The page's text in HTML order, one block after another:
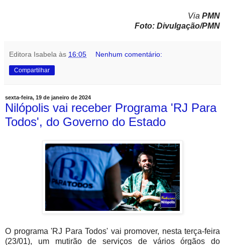
Via PMN
Foto: Divulgação/PMN
Editora Isabela às 16:05 Nenhum comentário:
Compartilhar
sexta-feira, 19 de janeiro de 2024
Nilópolis vai receber Programa 'RJ Para
Todos', do Governo do Estado
O programa 'RJ Para Todos' vai promover, nesta terça-feira
(23/01), um mutirão de serviços de vários órgãos do